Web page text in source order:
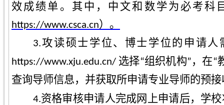
效成绩单。其中，中文和数学为必考科
https://www.csca.cn）。
3.攻读硕士学位、博士学位的申请人
https://www.xju.edu.cn/ 选择“组织机构”，在
查询导师信息，并获取所申请专业导师的预接
4.资格审核申请人完成网上申请后，学